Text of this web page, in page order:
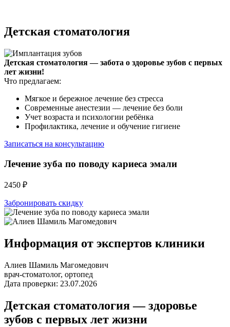
Детская стоматология
Детская стоматология — забота о здоровье зубов с первых
лет жизни!
Что предлагаем:
Мягкое и бережное лечение без стресса
Современные анестезии — лечение без боли
Учет возраста и психологии ребёнка
Профилактика, лечение и обучение гигиене
Записаться на консультацию
Лечение зуба по поводу кариеса эмали
2450 ₽
Забронировать скидку
Информация от экспертов клиники
Алиев Шамиль Магомедович
врач-стоматолог, ортопед
Дата проверки: 23.07.2026
Детская стоматология — здоровье
зубов с первых лет жизни